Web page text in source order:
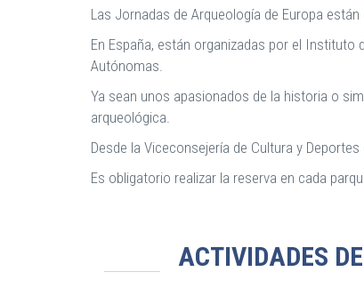
Las Jornadas de Arqueología de Europa
En España, están organizadas por el Instituto
Autónomas.
Ya sean unos apasionados de la historia o
arqueológica.
Desde la Viceconsejería de Cultura y
Es obligatorio realizar la reserva en cada
ACTIVIDADES